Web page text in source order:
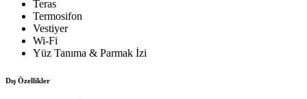
Teras
Termosifon
Vestiyer
Wi-Fi
Yüz Tanıma & Parmak İzi
Dış Özellikler